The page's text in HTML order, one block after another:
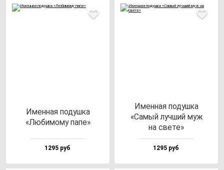
Имен­ная по­душ­ка
«Люби­мо­му па­пе»
1295 руб
Имен­ная по­душ­ка
«Самый луч­ший муж
на све­те»
1295 руб